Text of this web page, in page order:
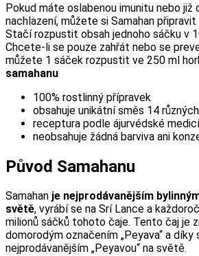
Pokud máte oslabenou imunitu nebo
nachlazení, můžete si Samahan připravit
Stačí rozpustit obsah jednoho sáčku v
Chcete-li se pouze zahřát nebo se
můžete 1 sáček rozpustit ve 250 ml
samahanu
100% rostlinný přípravek
obsahuje unikátní směs 14
receptura podle ájurvédské
neobsahuje žádná barviva ani
Původ Samahanu
Samahan je nejprodávanějším
světě, vyrábí se na Srí Lance a
milionů sáčků tohoto čaje. Tento čaj je
domorodým označením „Peyava“ a díky
nejprodávanějším „Peyavou“ na světě.